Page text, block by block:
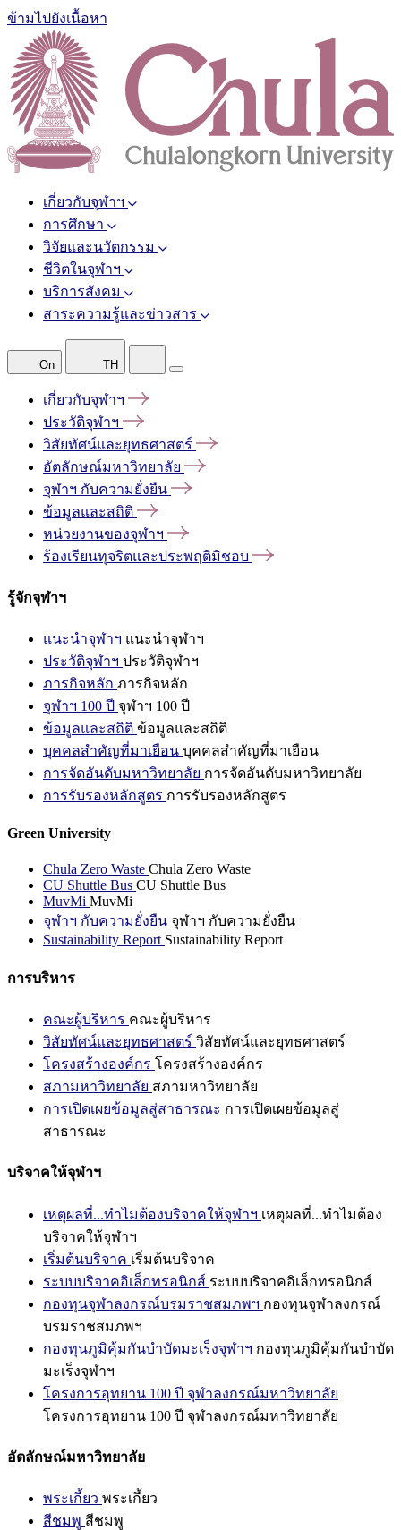
ข้ามไปยังเนื้อหา
เกี่ยวกับจุฬาฯ
การศึกษา
วิจัยและนวัตกรรม
ชีวิตในจุฬาฯ
บริการสังคม
สาระความรู้และข่าวสาร
On TH
เกี่ยวกับจุฬาฯ
ประวัติจุฬาฯ
วิสัยทัศน์และยุทธศาสตร์
อัตลักษณ์มหาวิทยาลัย
จุฬาฯ กับความยั่งยืน
ข้อมูลและสถิติ
หน่วยงานของจุฬาฯ
ร้องเรียนทุจริตและประพฤติมิชอบ
รู้จักจุฬาฯ
แนะนำจุฬาฯ แนะนำจุฬาฯ
ประวัติจุฬาฯ ประวัติจุฬาฯ
ภารกิจหลัก ภารกิจหลัก
จุฬาฯ 100 ปี จุฬาฯ 100 ปี
ข้อมูลและสถิติ ข้อมูลและสถิติ
บุคคลสำคัญที่มาเยือน บุคคลสำคัญที่มาเยือน
การจัดอันดับมหาวิทยาลัย การจัดอันดับมหาวิทยาลัย
การรับรองหลักสูตร การรับรองหลักสูตร
Green University
Chula Zero Waste Chula Zero Waste
CU Shuttle Bus CU Shuttle Bus
MuvMi MuvMi
จุฬาฯ กับความยั่งยืน จุฬาฯ กับความยั่งยืน
Sustainability Report Sustainability Report
การบริหาร
คณะผู้บริหาร คณะผู้บริหาร
วิสัยทัศน์และยุทธศาสตร์ วิสัยทัศน์และยุทธศาสตร์
โครงสร้างองค์กร โครงสร้างองค์กร
สภามหาวิทยาลัย สภามหาวิทยาลัย
การเปิดเผยข้อมูลสู่สาธารณะ การเปิดเผยข้อมูลสู่
สาธารณะ
บริจาคให้จุฬาฯ
เหตุผลที่...ทำไมต้องบริจาคให้จุฬาฯ เหตุผลที่...ทำไมต้อง
บริจาคให้จุฬาฯ
เริ่มต้นบริจาค เริ่มต้นบริจาค
ระบบบริจาคอิเล็กทรอนิกส์ ระบบบริจาคอิเล็กทรอนิกส์
กองทุนจุฬาลงกรณ์บรมราชสมภพฯ กองทุนจุฬาลงกรณ์
บรมราชสมภพฯ
กองทุนภูมิคุ้มกันบำบัดมะเร็งจุฬาฯ กองทุนภูมิคุ้มกันบำบัด
มะเร็งจุฬาฯ
โครงการอุทยาน 100 ปี จุฬาลงกรณ์มหาวิทยาลัย
โครงการอุทยาน 100 ปี จุฬาลงกรณ์มหาวิทยาลัย
อัตลักษณ์มหาวิทยาลัย
พระเกี้ยว พระเกี้ยว
สีชมพู สีชมพู